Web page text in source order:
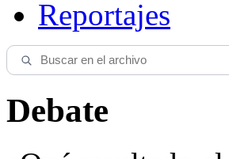
Reportajes
Debate